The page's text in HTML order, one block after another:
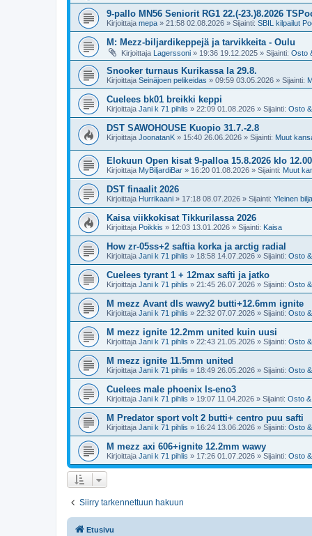
9-pallo MN56 Seniorit RG1 22.(-23.)8.2026
Kirjoittaja mepa » 21:58 02.08.2026 » Sijainti: SBIL kilpailut
M: Mezz-biljardikeppejä ja tarvikkeita - Oulu
Kirjoittaja Lagerssoni » 19:36 19.12.2025 » Sijainti: Osto
Snooker turnaus Kurikassa la 29.8.
Kirjoittaja Seinäjoen pelikeidas » 09:59 03.05.2026 » Sijainti:
Cuelees bk01 breikki keppi
Kirjoittaja Jani k 71 pihlis » 22:09 01.08.2026 » Sijainti: Osto
DST SAWOHOUSE Kuopio 31.7.-2.8
Kirjoittaja JoonatanK » 15:40 26.06.2026 » Sijainti: Muut
Elokuun Open kisat 9-palloa 15.8.2026 klo
Kirjoittaja MyBiljardiBar » 16:20 01.08.2026 » Sijainti: Muut
DST finaalit 2026
Kirjoittaja Hurrikaani » 17:18 08.07.2026 » Sijainti: Yleinen
Kaisa viikkokisat Tikkurilassa 2026
Kirjoittaja Poikkis » 12:03 13.01.2026 » Sijainti: Kaisa
How zr-05ss+2 saftia korka ja arctig radial
Kirjoittaja Jani k 71 pihlis » 18:58 14.07.2026 » Sijainti: Osto
Cuelees tyrant 1 + 12max safti ja jatko
Kirjoittaja Jani k 71 pihlis » 21:45 26.07.2026 » Sijainti: Osto
M mezz Avant dls wawy2 butti+12.6mm ignite
Kirjoittaja Jani k 71 pihlis » 22:32 07.07.2026 » Sijainti: Osto
M mezz ignite 12.2mm united kuin uusi
Kirjoittaja Jani k 71 pihlis » 22:43 21.05.2026 » Sijainti: Osto
M mezz ignite 11.5mm united
Kirjoittaja Jani k 71 pihlis » 18:49 26.05.2026 » Sijainti: Osto
Cuelees male phoenix ls-eno3
Kirjoittaja Jani k 71 pihlis » 19:07 11.04.2026 » Sijainti: Osto
M Predator sport volt 2 butti+ centro puu safti
Kirjoittaja Jani k 71 pihlis » 16:24 13.06.2026 » Sijainti: Osto
M mezz axi 606+ignite 12.2mm wawy
Kirjoittaja Jani k 71 pihlis » 17:26 01.07.2026 » Sijainti: Osto
Siirry tarkennettuun hakuun
Etusivu